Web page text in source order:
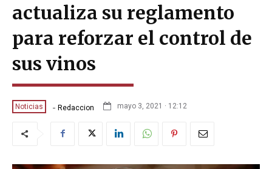
actualiza su reglamento
para reforzar el control de
sus vinos
Noticias - Redaccion mayo 3, 2021 · 12:12